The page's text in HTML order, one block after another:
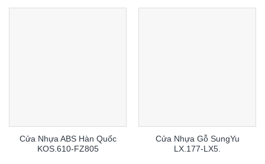
Cửa Nhựa ABS Hàn Quốc
KOS.610-FZ805
Cửa Nhựa Gỗ SungYu
LX.177-LX5.